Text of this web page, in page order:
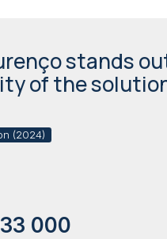
stands
of the
(2024)
000